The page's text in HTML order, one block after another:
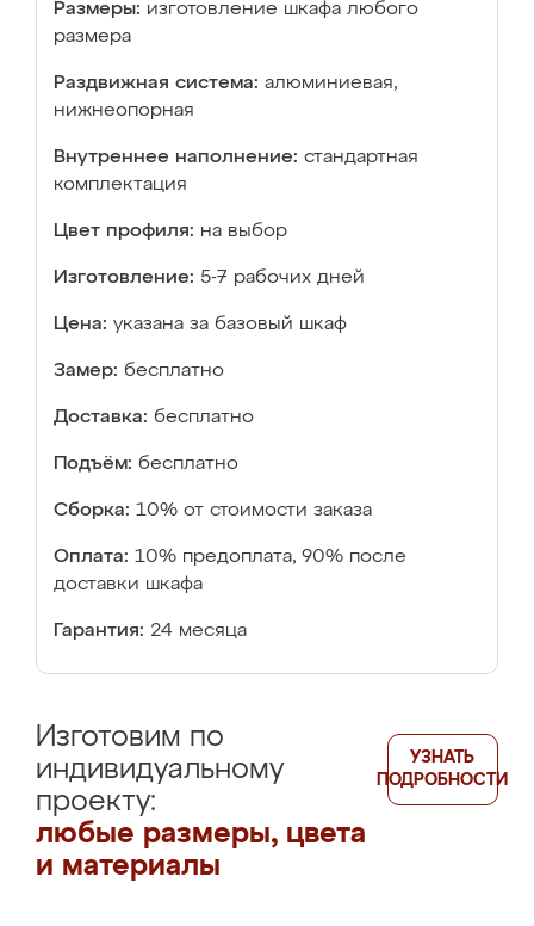
Размеры: изготовление шкафа любого
размера
Раздвижная система: алюминиевая,
нижнеопорная
Внутреннее наполнение: стандартная
комплектация
Цвет профиля: на выбор
Изготовление: 5-7 рабочих дней
Цена: указана за базовый шкаф
Замер: бесплатно
Доставка: бесплатно
Подъём: бесплатно
Сборка: 10% от стоимости заказа
Оплата: 10% предоплата, 90% после
доставки шкафа
Гарантия: 24 месяца
Изготовим по
индивидуальному
проекту:
любые размеры, цвета
и материалы
УЗНАТЬ
ПОДРОБНОСТИ